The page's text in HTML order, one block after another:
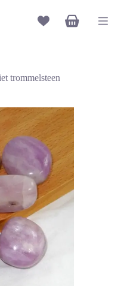
Winkelwagen
trommelsteen